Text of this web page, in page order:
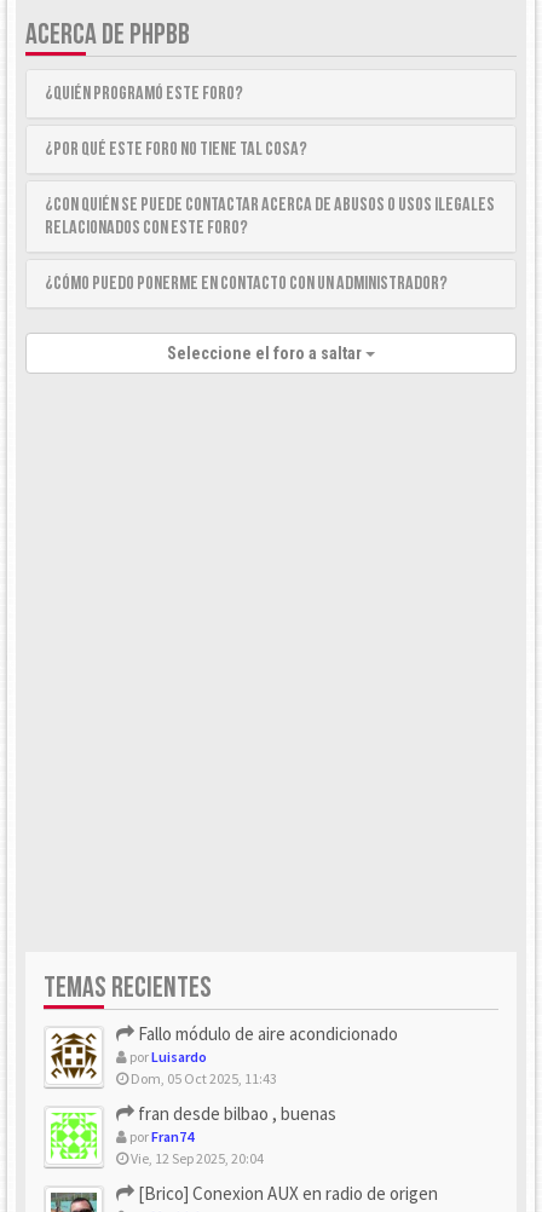
ACERCA DE PHPBB
¿Quién programó este foro?
¿Por qué este foro no tiene tal cosa?
¿Con quién se puede contactar acerca de abusos o usos ilegales
relacionados con este foro?
¿Cómo puedo ponerme en contacto con un Administrador?
Seleccione el foro a saltar
TEMAS RECIENTES
Fallo módulo de aire acondicionado
porLuisardo
Dom, 05 Oct 2025, 11:43
fran desde bilbao , buenas
porFran74
Vie, 12 Sep 2025, 20:04
[Brico] Conexion AUX en radio de origen